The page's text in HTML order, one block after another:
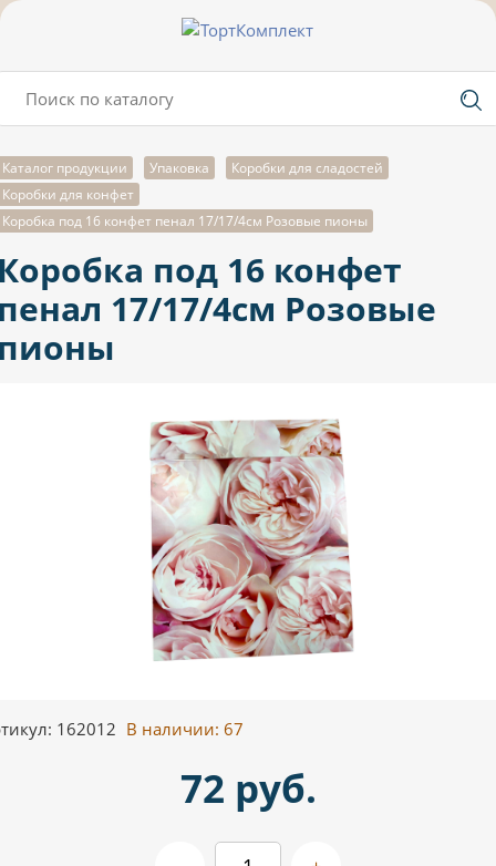
Каталог продукции Упаковка
Коробки для сладостей
Коробки для конфет
Коробка под 16 конфет пенал 17/17/4см Розовые пионы
под 16 конфет
17/17/4см Розовые
162012 В наличии: 67
72 руб.